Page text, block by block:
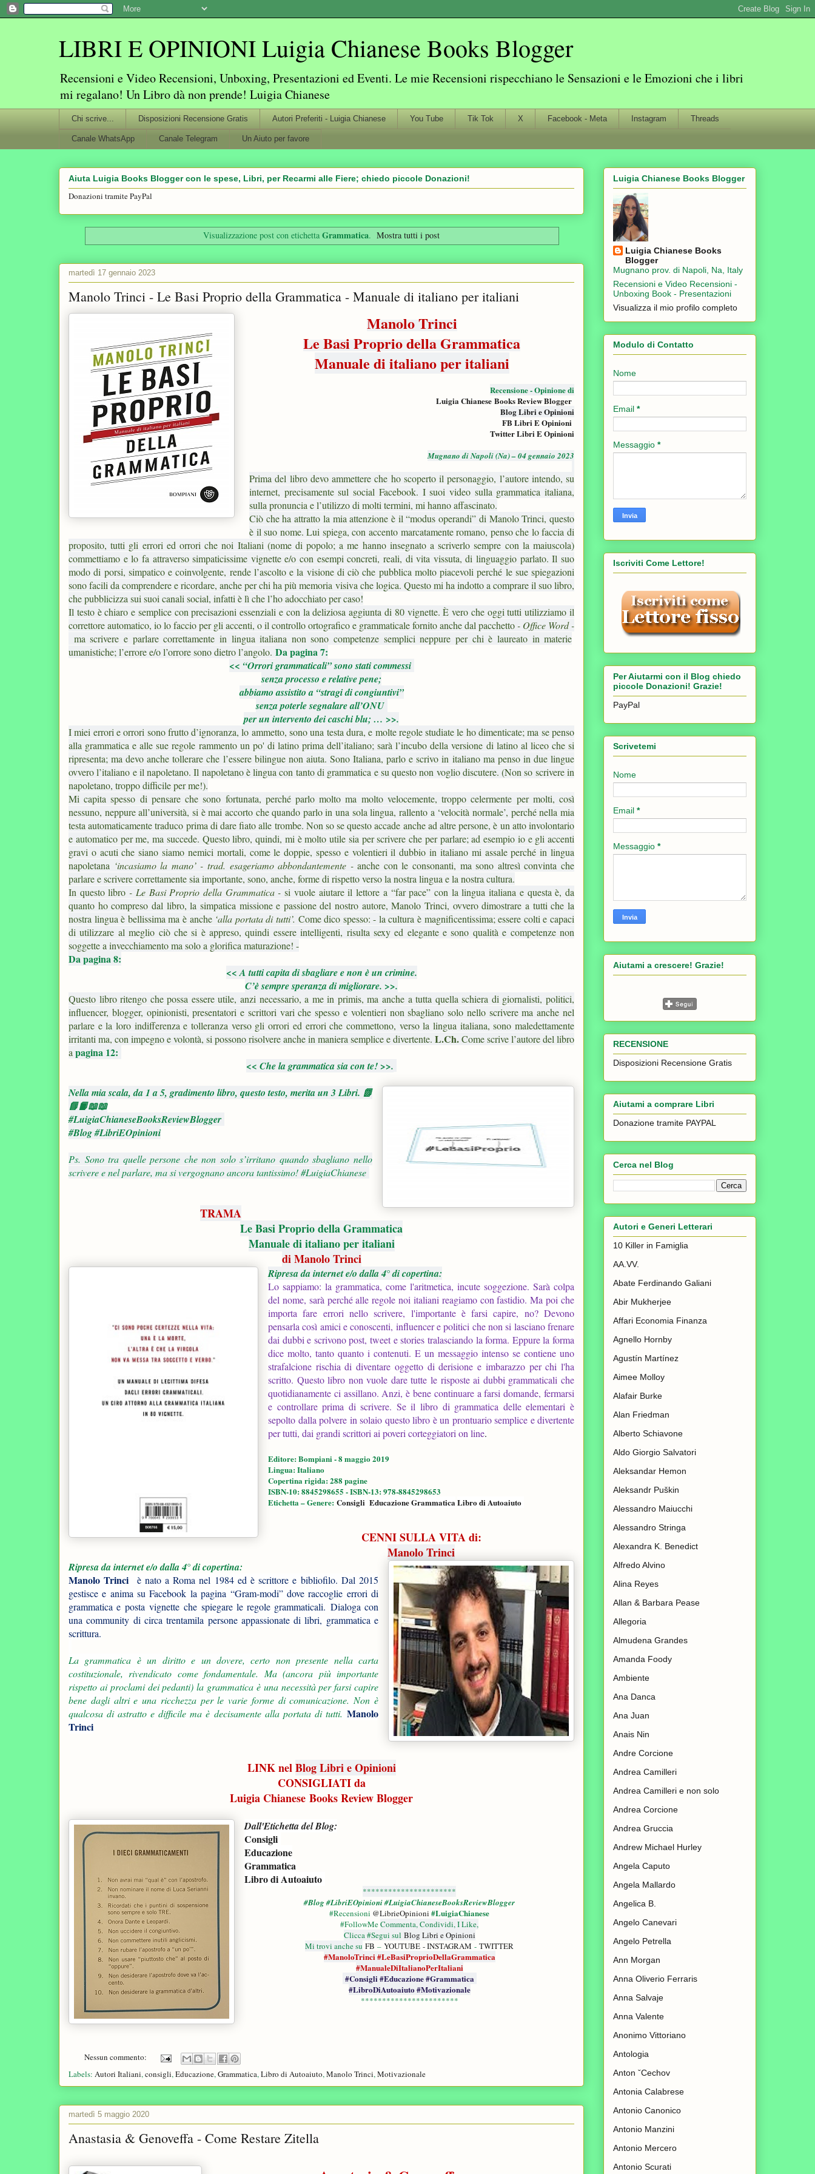
LIBRI E OPINIONI Luigia Chianese Books Blogger
Recensioni e Video Recensioni, Unboxing, Presentazioni ed Eventi. Le mie Recensioni rispecchiano le Sensazioni e le Emozioni che i libri
mi regalano! Un Libro dà non prende! Luigia Chianese
Chi scrive... Disposizioni Recensione Gratis Autori Preferiti - Luigia Chianese You Tube Tik Tok X Facebook - Meta Instagram Threads
Canale WhatsApp Canale Telegram Un Aiuto per favore
Aiuta Luigia Books Blogger con le spese, Libri, per Recarmi alle Fiere; chiedo piccole Donazioni!
Donazioni tramite PayPal
Visualizzazione post con etichetta Grammatica. Mostra tutti i post
martedì 17 gennaio 2023
Manolo Trinci - Le Basi Proprio della Grammatica - Manuale di italiano per italiani
Manolo Trinci
Le Basi Proprio della Grammatica
Manuale di italiano per italiani
Recensione - Opinione di
Luigia Chianese Books Review Blogger
Blog Libri e Opinioni
FB Libri E Opinioni
Twitter Libri E Opinioni
Mugnano di Napoli (Na) – 04 gennaio 2023
Prima del libro devo ammettere che ho scoperto il personaggio, l’autore intendo, su
internet, precisamente sul social Facebook. I suoi video sulla grammatica italiana,
sulla pronuncia e l’utilizzo di molti termini, mi hanno affascinato.
Ciò che ha attratto la mia attenzione è il “modus operandi” di Manolo Trinci, questo
è il suo nome. Lui spiega, con accento marcatamente romano, penso che lo faccia di
proposito, tutti gli errori ed orrori che noi Italiani (nome di popolo; a me hanno insegnato a scriverlo sempre con la maiuscola)
commettiamo e lo fa attraverso simpaticissime vignette e/o con esempi concreti, reali, di vita vissuta, di linguaggio parlato. Il suo
modo di porsi, simpatico e coinvolgente, rende l’ascolto e la visione di ciò che pubblica molto piacevoli perché le sue spiegazioni
sono facili da comprendere e ricordare, anche per chi ha più memoria visiva che logica. Questo mi ha indotto a comprare il suo libro,
che pubblicizza sui suoi canali social, infatti è lì che l’ho adocchiato per caso!
Il testo è chiaro e semplice con precisazioni essenziali e con la deliziosa aggiunta di 80 vignette. È vero che oggi tutti utilizziamo il
correttore automatico, io lo faccio per gli accenti, o il controllo ortografico e grammaticale fornito anche dal pacchetto- Office Word -
ma scrivere e parlare correttamente in lingua italiana non sono competenze semplici neppure per chi è laureato in materie
umanistiche; l’errore e/o l’orrore sono dietro l’angolo. Da pagina 7:
<< “Orrori grammaticali” sono stati commessi
senza processo e relative pene;
abbiamo assistito a “stragi di congiuntivi”
senza poterle segnalare all’ONU
per un intervento dei caschi blu; … >>.
I miei errori e orrori sono frutto d’ignoranza, lo ammetto, sono una testa dura, e molte regole studiate le ho dimenticate; ma se penso
alla grammatica e alle sue regole rammento un po' di latino prima dell’italiano; sarà l’incubo della versione di latino al liceo che si
ripresenta; ma devo anche tollerare che l’essere bilingue non aiuta. Sono Italiana, parlo e scrivo in italiano ma penso in due lingue
ovvero l’italiano e il napoletano. Il napoletano è lingua con tanto di grammatica e su questo non voglio discutere. (Non so scrivere in
napoletano, troppo difficile per me!).
Mi capita spesso di pensare che sono fortunata, perché parlo molto ma molto velocemente, troppo celermente per molti, così
nessuno, neppure all’università, si è mai accorto che quando parlo in una sola lingua, rallento a ‘velocità normale’, perché nella mia
testa automaticamente traduco prima di dare fiato alle trombe. Non so se questo accade anche ad altre persone, è un atto involontario
e automatico per me, ma succede. Questo libro, quindi, mi è molto utile sia per scrivere che per parlare; ad esempio io e gli accenti
gravi o acuti che siano siamo nemici mortali, come le doppie, spesso e volentieri il dubbio in italiano mi assale perché in lingua
napoletana ‘incasiamo la mano’ - trad. esageriamo abbondantemente -anche con le consonanti, ma sono altresì convinta che
parlare e scrivere correttamente sia importante, sono, anche, forme di rispetto verso la nostra lingua e la nostra cultura.
In questo libro- Le Basi Proprio della Grammatica - si vuole aiutare il lettore a “far pace” con la lingua italiana e questa è, da
quanto ho compreso dal libro, la simpatica missione e passione del nostro autore, Manolo Trinci, ovvero dimostrare a tutti che la
nostra lingua è bellissima ma è anche ‘alla portata di tutti’. Come dico spesso: - la cultura è magnificentissima; essere colti e capaci
di utilizzare al meglio ciò che si è appreso, quindi essere intelligenti, risulta sexy ed elegante e sono qualità e competenze non
soggette a invecchiamento ma solo a glorifica maturazione! -
Da pagina 8:
<< A tutti capita di sbagliare e non è un crimine.
C’è sempre speranza di migliorare. >>.
Questo libro ritengo che possa essere utile, anzi necessario, a me in primis, ma anche a tutta quella schiera di giornalisti, politici,
influencer, blogger, opinionisti, presentatori e scrittori vari che spesso e volentieri non sbagliano solo nello scrivere ma anche nel
parlare e la loro indifferenza e tolleranza verso gli orrori ed errori che commettono, verso la lingua italiana, sono maledettamente
irritanti ma, con impegno e volontà, si possono risolvere anche in maniera semplice e divertente. L.Ch.Come scrive l’autore del libro
a pagina 12:
<< Che la grammatica sia con te! >>.
Nella mia scala, da 1 a 5, gradimento libro, questo testo, merita un 3 Libri. 📗
📘📙📖📖
#LuigiaChianeseBooksReviewBlogger
#Blog #LibriEOpinioni
Ps. Sono tra quelle persone che non solo s’irritano quando sbagliano nello
scrivere e nel parlare, ma si vergognano ancora tantissimo! #LuigiaChianese
TRAMA
Le Basi Proprio della Grammatica
Manuale di italiano per italiani
di Manolo Trinci
Ripresa da internet e/o dalla 4° di copertina:
Lo sappiamo: la grammatica, come l'aritmetica, incute soggezione. Sarà colpa
del nome, sarà perché alle regole noi italiani reagiamo con fastidio. Ma poi che
importa fare errori nello scrivere, l'importante è farsi capire, no? Devono
pensarla così amici e conoscenti, influencer e politici che non si lasciano frenare
dai dubbi e scrivono post, tweet e stories tralasciando la forma. Eppure la forma
dice molto, tanto quanto i contenuti. E un messaggio intenso se contiene uno
strafalcione rischia di diventare oggetto di derisione e imbarazzo per chi l'ha
scritto. Questo libro non vuole dare tutte le risposte ai dubbi grammaticali che
quotidianamente ci assillano. Anzi, è bene continuare a farsi domande, fermarsi
e controllare prima di scrivere. Se il libro di grammatica delle elementari è
sepolto dalla polvere in solaio questo libro è un prontuario semplice e divertente
per tutti, dai grandi scrittori ai poveri corteggiatori on line.
Editore: Bompiani - 8 maggio 2019
Lingua: ‎Italiano
Copertina rigida: ‎288 pagine
ISBN-10: 8845298655 - ISBN-13: 978-8845298653
Etichetta – Genere: Consigli EducazioneGrammaticaLibro di Autoaiuto
CENNI SULLA VITA di:
Manolo Trinci
Ripresa da internet e/o dalla 4° di copertina:
Manolo Trinci
è nato a Roma nel 1984 ed è scrittore e bibliofilo. Dal 2015
gestisce e anima su Facebook la pagina “Gram-modi” dove raccoglie errori di
grammatica e posta vignette che spiegare le regole grammaticali. Dialoga con
una community di circa trentamila persone appassionate di libri, grammatica e
scrittura.
La grammatica è un diritto e un dovere, certo non presente nella carta
costituzionale, rivendicato come fondamentale. Ma (ancora più importante
rispetto ai proclami dei pedanti) la grammatica è una necessità per farsi capire
bene dagli altri e una ricchezza per le varie forme di comunicazione. Non è
qualcosa di astratto e difficile ma è decisamente alla portata di tutti. Manolo
Trinci
LINK nelBlog Libri e Opinioni
CONSIGLIATI da
Luigia Chianese Books Review Blogger
Dall'Etichetta del Blog:
Consigli
Educazione
Grammatica
Libro di Autoaiuto
**********************
#Blog #LibriEOpinioni #LuigiaChianeseBooksReviewBlogger
#Recensioni @LibrieOpinioni #LuigiaChianese
#FollowMeCommenta, Condividi, I Like,
Clicca #Segui sul Blog Libri e Opinioni
Mi trovi anche su FB – YOUTUBE - INSTAGRAM - TWITTER
#ManoloTrinci #LeBasiProprioDellaGrammatica
#ManualeDiItalianoPerItaliani
#Consigli #Educazione #Grammatica
#LibroDiAutoaiuto #Motivazionale
***********************
Nessun commento:
Labels: Autori Italiani,consigli,Educazione,Grammatica,Libro di Autoaiuto,Manolo Trinci,Motivazionale
martedì 5 maggio 2020
Anastasia & Genoveffa - Come Restare Zitella
Luigia Chianese Books Blogger
Luigia Chianese Books
Blogger
Mugnano prov. di Napoli, Na, Italy
Recensioni e Video Recensioni -
Unboxing Book - Presentazioni
Visualizza il mio profilo completo
Modulo di Contatto
Nome
Email *
Messaggio *
Iscriviti Come Lettore!
Per Aiutarmi con il Blog chiedo
piccole Donazioni! Grazie!
PayPal
Scrivetemi
Nome
Email *
Messaggio *
Aiutami a crescere! Grazie!
RECENSIONE
Disposizioni Recensione Gratis
Aiutami a comprare Libri
Donazione tramite PAYPAL
Cerca nel Blog
Autori e Generi Letterari
10 Killer in Famiglia
AA.VV.
Abate Ferdinando Galiani
Abir Mukherjee
Affari Economia Finanza
Agnello Hornby
Agustín Martínez
Aimee Molloy
Alafair Burke
Alan Friedman
Alberto Schiavone
Aldo Giorgio Salvatori
Aleksandar Hemon
Aleksandr Puškin
Alessandro Maiucchi
Alessandro Stringa
Alexandra K. Benedict
Alfredo Alvino
Alina Reyes
Allan & Barbara Pease
Allegoria
Almudena Grandes
Amanda Foody
Ambiente
Ana Danca
Ana Juan
Anais Nin
Andre Corcione
Andrea Camilleri
Andrea Camilleri e non solo
Andrea Corcione
Andrea Gruccia
Andrew Michael Hurley
Angela Caputo
Angela Mallardo
Angelica B.
Angelo Canevari
Angelo Petrella
Ann Morgan
Anna Oliverio Ferraris
Anna Salvaje
Anna Valente
Anonimo Vittoriano
Antologia
Anton ˇCechov
Antonia Calabrese
Antonio Canonico
Antonio Manzini
Antonio Mercero
Antonio Scurati